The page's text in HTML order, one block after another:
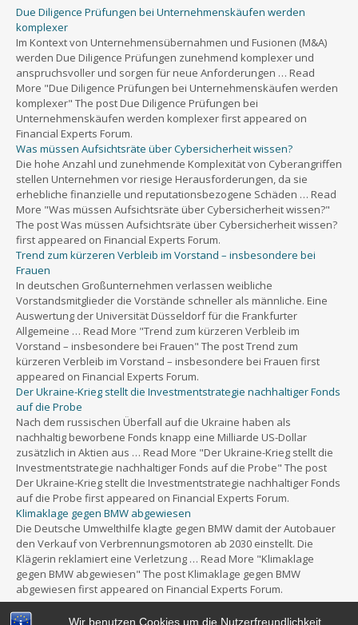
Wir benutzen Cookies um die Nutzerfreundlichkeit
Due Diligence Prüfungen bei Unternehmenskäufen werden
komplexer
Im Kontext von Unternehmensübernahmen und Fusionen (M&A)
werden Due Diligence Prüfungen zunehmend komplexer und
anspruchsvoller und sorgen für neue Anforderungen … Read
More "Due Diligence Prüfungen bei Unternehmenskäufen werden
komplexer" The post Due Diligence Prüfungen bei
Unternehmenskäufen werden komplexer first appeared on
Financial Experts Forum.
Was müssen Aufsichtsräte über Cybersicherheit wissen?
Die hohe Anzahl und zunehmende Komplexität von Cyberangriffen
stellen Unternehmen vor riesige Herausforderungen, da sie
erhebliche finanzielle und reputationsbezogene Schäden … Read
More "Was müssen Aufsichtsräte über Cybersicherheit wissen?"
The post Was müssen Aufsichtsräte über Cybersicherheit wissen?
first appeared on Financial Experts Forum.
Trend zum kürzeren Verbleib im Vorstand – insbesondere bei
Frauen
In deutschen Großunternehmen verlassen weibliche
Vorstandsmitglieder die Vorstände schneller als männliche. Eine
Auswertung der Universität Düsseldorf für die Frankfurter
Allgemeine … Read More "Trend zum kürzeren Verbleib im
Vorstand – insbesondere bei Frauen" The post Trend zum
kürzeren Verbleib im Vorstand – insbesondere bei Frauen first
appeared on Financial Experts Forum.
Der Ukraine-Krieg stellt die Investmentstrategie nachhaltiger Fonds
auf die Probe
Nach dem russischen Überfall auf die Ukraine haben als
nachhaltig beworbene Fonds knapp eine Milliarde US-Dollar
zusätzlich in Aktien aus … Read More "Der Ukraine-Krieg stellt die
Investmentstrategie nachhaltiger Fonds auf die Probe" The post
Der Ukraine-Krieg stellt die Investmentstrategie nachhaltiger Fonds
auf die Probe first appeared on Financial Experts Forum.
Klimaklage gegen BMW abgewiesen
Die Deutsche Umwelthilfe klagte gegen BMW damit der Autobauer
den Verkauf von Verbrennungsmotoren ab 2030 einstellt. Die
Klägerin reklamiert eine Verletzung … Read More "Klimaklage
gegen BMW abgewiesen" The post Klimaklage gegen BMW
abgewiesen first appeared on Financial Experts Forum.